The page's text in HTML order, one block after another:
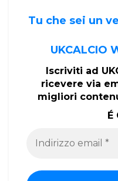
Tu che sei un
UKCALCIO
Iscriviti ad
ricevere via
migliori
É